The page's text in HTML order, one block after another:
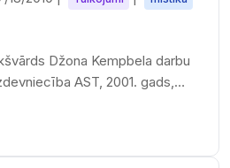
Džona Kempbela darbu
AST, 2001. gads,